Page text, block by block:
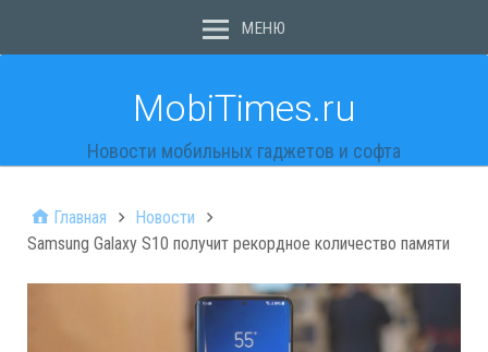
МЕНЮ
MobiTimes.ru
Новости мобильных гаджетов и софта
Главная
Новости
Samsung Galaxy S10 получит рекордное количество памяти